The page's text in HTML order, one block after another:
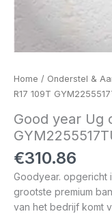
Home / Onderstel &
R17 109T
Good year Ug
€310.86
Goodyear. opgericht
grootste premium
van het bedrijf komt